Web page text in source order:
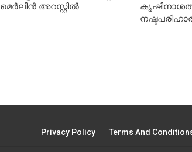
മെർലിൻ അറസ്റ്റിൽ
Privacy Policy Terms And